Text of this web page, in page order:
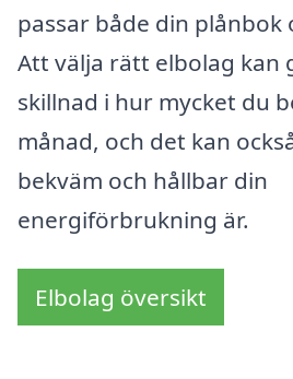
passar både din plånbok
Att välja rätt elbolag kan
skillnad i hur mycket du
månad, och det kan
bekväm och hållbar din
energiförbrukning är.
Elbolag översikt